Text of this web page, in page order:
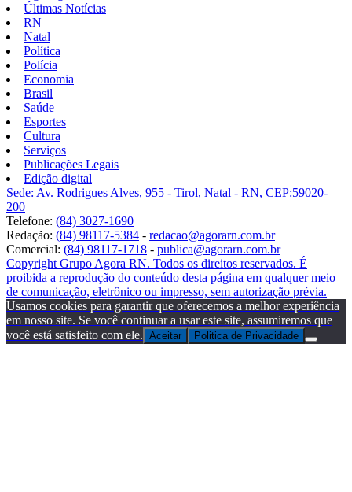
Últimas Notícias
RN
Natal
Política
Polícia
Economia
Brasil
Saúde
Esportes
Cultura
Serviços
Publicações Legais
Edição digital
Sede: Av. Rodrigues Alves, 955 - Tirol, Natal - RN, CEP:59020-
200
Telefone: (84) 3027-1690
Redação: (84) 98117-5384 - redacao@agorarn.com.br
Comercial: (84) 98117-1718 - publica@agorarn.com.br
Copyright Grupo Agora RN. Todos os direitos reservados. É
proibida a reprodução do conteúdo desta página em qualquer meio
de comunicação, eletrônico ou impresso, sem autorização prévia.
Usamos cookies para garantir que oferecemos a melhor experiência
em nosso site. Se você continuar a usar este site, assumiremos que
você está satisfeito com ele. Aceitar Politica de Privacidade